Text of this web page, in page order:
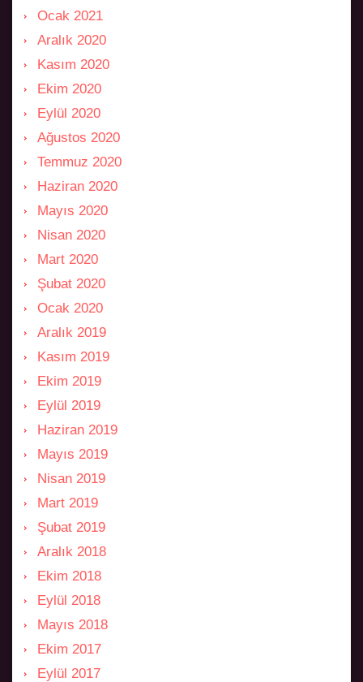
Ocak 2021
Aralık 2020
Kasım 2020
Ekim 2020
Eylül 2020
Ağustos 2020
Temmuz 2020
Haziran 2020
Mayıs 2020
Nisan 2020
Mart 2020
Şubat 2020
Ocak 2020
Aralık 2019
Kasım 2019
Ekim 2019
Eylül 2019
Haziran 2019
Mayıs 2019
Nisan 2019
Mart 2019
Şubat 2019
Aralık 2018
Ekim 2018
Eylül 2018
Mayıs 2018
Ekim 2017
Eylül 2017